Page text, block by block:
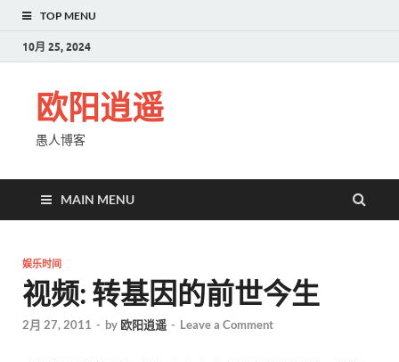
TOP MENU
10月 25, 2024
欧阳逍遥
愚人博客
MAIN MENU
娱乐时间
视频: 转基因的前世今生
2月 27, 2011 - by 欧阳逍遥 - Leave a Comment